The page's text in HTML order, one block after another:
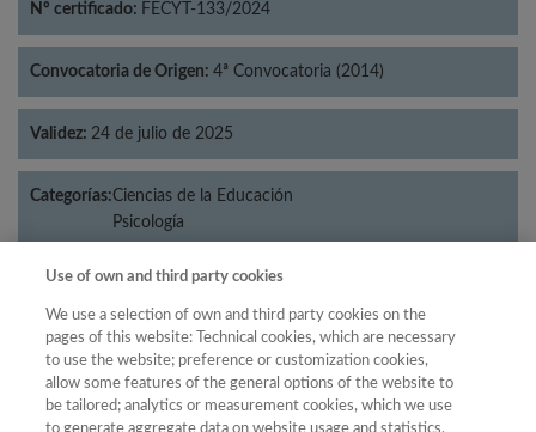
Nº certificado: FECYT-133/2024
Convocatoria de Origen: 4ª Convocatoria (2014)
Validez: 24 de julio de 2025
Categorías:Ciencias de la Educación
Psicología
Año
Año Filtrar
Use of own and third party cookies
We use a selection of own and third party cookies on the
pages of this website: Technical cookies, which are necessary
to use the website; preference or customization cookies,
allow some features of the general options of the website to
be tailored; analytics or measurement cookies, which we use